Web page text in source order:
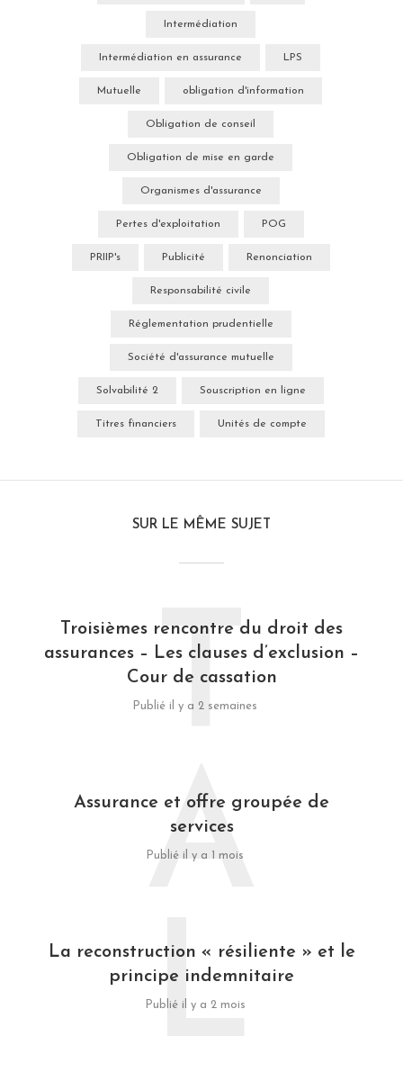
Intermédiation
Intermédiation en assurance LPS
Mutuelle obligation d'information
Obligation de conseil
Obligation de mise en garde
Organismes d'assurance
Pertes d'exploitation POG
PRIIP's Publicité Renonciation
Responsabilité civile
Réglementation prudentielle
Société d'assurance mutuelle
Solvabilité 2 Souscription en ligne
Titres financiers Unités de compte
SUR LE MÊME SUJET
Troisièmes rencontre du droit des
assurances – Les clauses d’exclusion –
Cour de cassation
Publié il y a 2 semaines
T
Assurance et offre groupée de
services
Publié il y a 1 mois
A
La reconstruction « résiliente » et le
principe indemnitaire
Publié il y a 2 mois
L